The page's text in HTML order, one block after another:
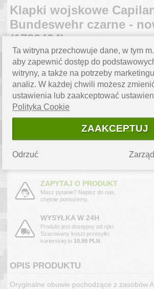
Klapki wojskowe
Bundeswehr czarne -
(1789494)
CENA
49.00 PLN
ROZMIAR
ILOŚĆ
WYSYŁKA 24H
ZAPYTAJ O PRODUKT
Masz pytanie? Napisz do nas,
chętnie pomożemy.
WYSYŁKA W 24H
Produkt jest dostępny od ręki.
Szacowany koszt przesyłki
kurierskiej to 10.99 PLN
OPIS PRODUKTU
Oryginalne obuwie pochodzące z zasobów
Ta witryna przechowuje dane, w tym
aby zapewnić dostęp do
witryny, a także na potrzeby
analiz. W każdej chwili możesz
ustawienia lub zaakceptować
Polityka Cookie
ZAAKCEPTUJ
Odrzuć